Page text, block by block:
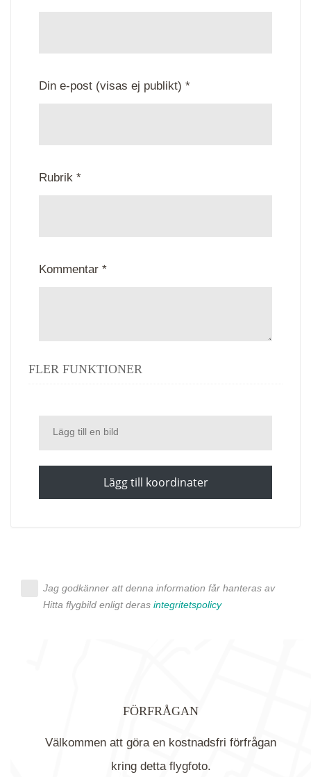
Din e-post (visas ej publikt) *
Rubrik *
Kommentar *
FLER FUNKTIONER
Lägg till en bild
Lägg till koordinater
Jag godkänner att denna information får hanteras av
Hitta flygbild enligt deras integritetspolicy
FÖRFRÅGAN
Välkommen att göra en kostnadsfri förfrågan
kring detta flygfoto.